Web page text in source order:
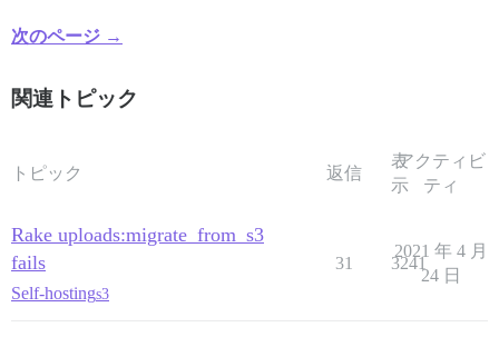
次のページ →
関連トピック
トピック 返信
表
示
アクティビ
ティ
Rake uploads:migrate_from_s3
fails
Self-hostings3
31 3241
2021 年 4 月
24 日